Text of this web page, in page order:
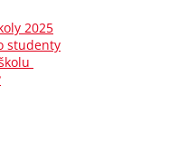
2025
studenty